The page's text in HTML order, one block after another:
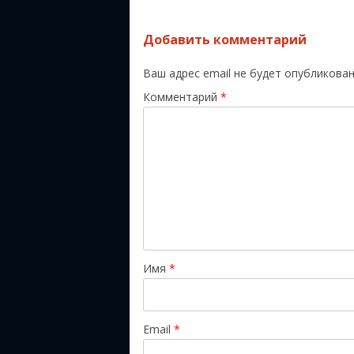
Добавить комментарий
Ваш адрес email не будет
Комментарий *
Имя *
Email *